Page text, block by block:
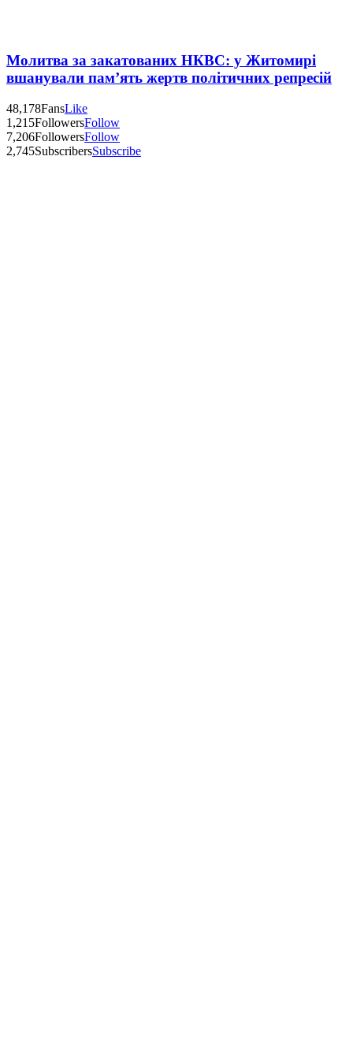
Молитва за закатованих НКВС: у Житомирі
вшанували пам’ять жертв політичних репресій
48,178FansLike
1,215FollowersFollow
7,206FollowersFollow
2,745SubscribersSubscribe